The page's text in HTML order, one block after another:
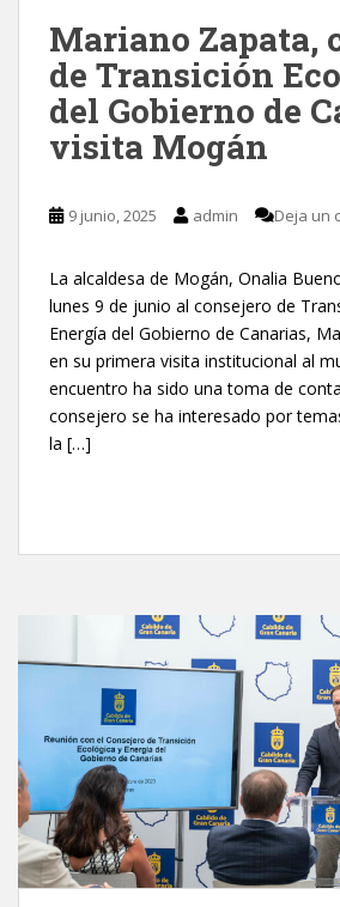
Mariano Zapata,
de Transición
del Gobierno de
visita Mogán
9 junio, 2025 admin Deja un
La alcaldesa de Mogán, Onalia
lunes 9 de junio al consejero de
Energía del Gobierno de Canarias,
en su primera visita institucional al
encuentro ha sido una toma de
consejero se ha interesado por
la […]